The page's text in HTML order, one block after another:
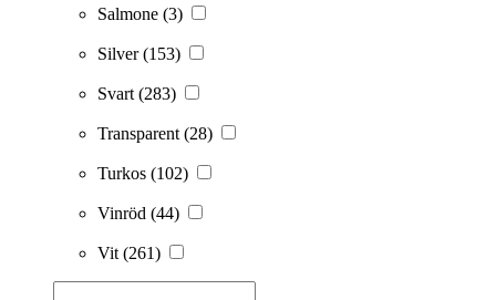
Salmone (3)
Silver(153)
Svart (283)
Transparent (28)
Turkos (102)
Vinröd (44)
Vit (261)